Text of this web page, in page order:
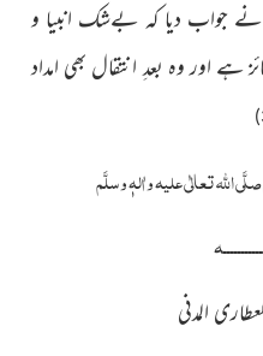
نے جواب دیا کہ بےشک انبیا و
ہے اور وہ بعدِ انتقال بھی امداد
صلَّی اللہ تعالٰی علیہ واٰلہٖ وسلَّم
المدنی